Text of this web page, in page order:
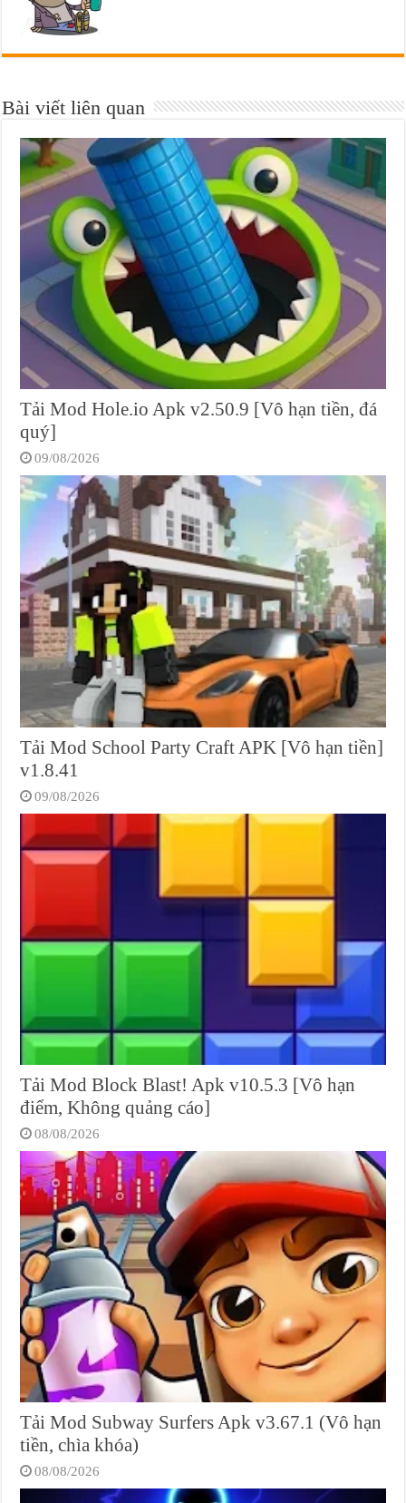
Bài viết liên quan
Tải Mod Hole.io Apk v2.50.9 [Vô hạn tiền, đá
quý]
09/08/2026
Tải Mod School Party Craft APK [Vô hạn tiền]
v1.8.41
09/08/2026
Tải Mod Block Blast! Apk v10.5.3 [Vô hạn
điểm, Không quảng cáo]
08/08/2026
Tải Mod Subway Surfers Apk v3.67.1 (Vô hạn
tiền, chìa khóa)
08/08/2026